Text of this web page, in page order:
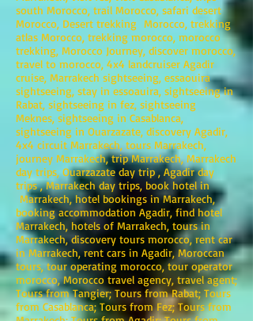
south Morocco, trail Morocco, safari desert
Morocco, Desert trekking Morocco, trekking
atlas Morocco, trekking morocco, morocco
trekking, Morocco Journey, discover morocco,
travel to morocco, 4x4 landcruiser Agadir
cruise, Marrakech sightseeing, essaouira
sightseeing, stay in essoauira, sightseeing in
Rabat, sightseeing in fez, sightseeing
Meknes, sightseeing in Casablanca,
sightseeing in Ouarzazate, discovery Agadir,
4x4 circuit Marrakech, tours Marrakech,
journey Marrakech, trip Marrakech, Marrakech
day trips, Ouarzazate day trip , Agadir day
trips , Marrakech day trips, book hotel in
Marrakech, hotel bookings in Marrakech,
booking accommodation Agadir, find hotel
Marrakech, hotels of Marrakech, tours in
Marrakech, discovery tours morocco, rent car
in Marrakech, rent cars in Agadir, Moroccan
tours, tour operating morocco, tour operator
morocco, Morocco travel agency, travel agent;
Tours from Tangier; Tours from Rabat; Tours
from Casablanca; Tours from Fez; Tours from